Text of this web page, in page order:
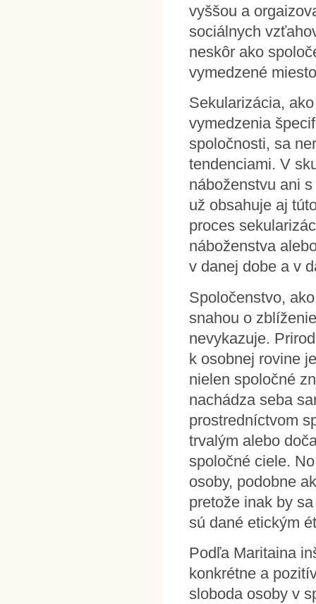
vyššou a
sociálnych
neskôr ako
vymedzené
Sekularizácia,
vymedzenia
spoločnosti, sa
tendenciami. V
náboženstvu ani
už obsahuje aj
proces
náboženstva
v danej dobe a v
Spoločenstvo,
snahou o
nevykazuje.
k osobnej rovine
nielen spoločné
nachádza seba
prostredníctvom
trvalým alebo
spoločné ciele.
osoby, podobne
pretože inak by
sú dané etickým
Podľa Maritaina
konkrétne a
sloboda osoby v